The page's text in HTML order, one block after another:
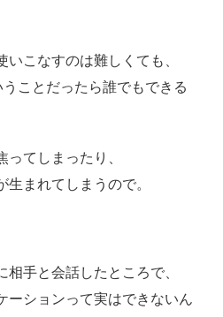
こなすのは難しくても、
うことだったら誰でもできる
ってしまったり、
まれてしまうので。
手と会話したところで、
ーションって実はできないん